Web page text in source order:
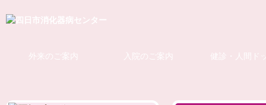
外来のご案内 入院のご案内 健診・人間ド